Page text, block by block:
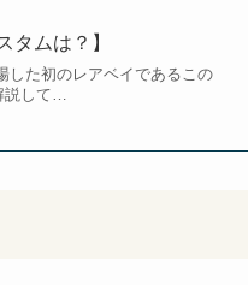
タムは？】
した初のレアベイであるこの
説して…